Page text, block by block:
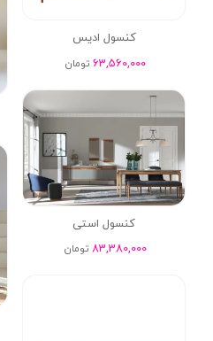
کنسول ادیس
63,560,000 تومان
کنسول استی
83,380,000 تومان